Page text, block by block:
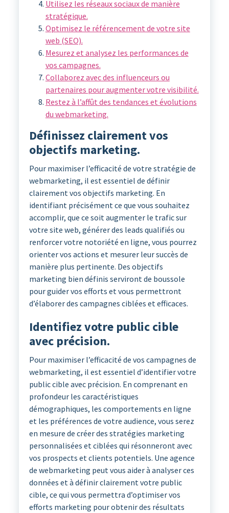
Utilisez les réseaux sociaux de manière
stratégique.
Optimisez le référencement de votre site
web (SEO).
Mesurez et analysez les performances de
vos campagnes.
Collaborez avec des influenceurs ou
partenaires pour augmenter votre visibilité.
Restez à l’affût des tendances et évolutions
du webmarketing.
Définissez clairement vos
objectifs marketing.
Pour maximiser l’efficacité de votre stratégie de
webmarketing, il est essentiel de définir
clairement vos objectifs marketing. En
identifiant précisément ce que vous souhaitez
accomplir, que ce soit augmenter le trafic sur
votre site web, générer des leads qualifiés ou
renforcer votre notoriété en ligne, vous pourrez
orienter vos actions et mesurer leur succès de
manière plus pertinente. Des objectifs
marketing bien définis serviront de boussole
pour guider vos efforts et vous permettront
d’élaborer des campagnes ciblées et efficaces.
Identifiez votre public cible
avec précision.
Pour maximiser l’efficacité de vos campagnes de
webmarketing, il est essentiel d’identifier votre
public cible avec précision. En comprenant en
profondeur les caractéristiques
démographiques, les comportements en ligne
et les préférences de votre audience, vous serez
en mesure de créer des stratégies marketing
personnalisées et ciblées qui résonneront avec
vos prospects et clients potentiels. Une agence
de webmarketing peut vous aider à analyser ces
données et à définir clairement votre public
cible, ce qui vous permettra d’optimiser vos
efforts marketing pour obtenir des résultats